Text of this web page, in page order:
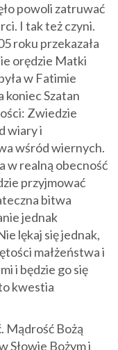
powoli zatruwać
I tak też czyni.
roku przekazała
orędzie Matki
w Fatimie
koniec Szatan
Zwiedzie
wiary i
wśród wiernych.
w realną obecność
przyjmować
bitwa
jednak
lękaj się jednak,
małżeństwa i
i będzie go się
kwestia
Mądrość Bożą
Słowie Bożym i